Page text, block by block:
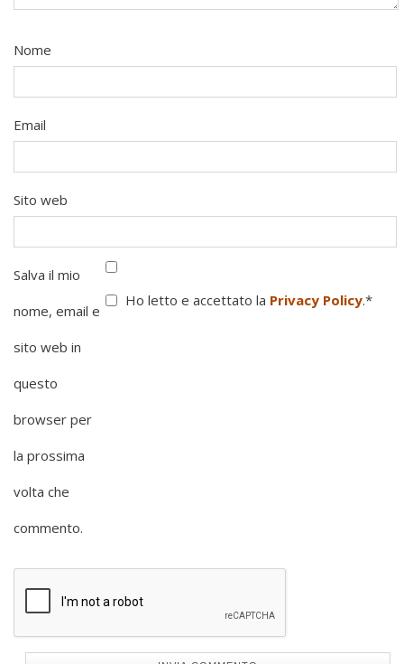
Nome
Email
Sito web
Salva il mio
nome, email e
sito web in
questo
browser per
la prossima
volta che
commento.
Ho letto e accettato la Privacy Policy.*